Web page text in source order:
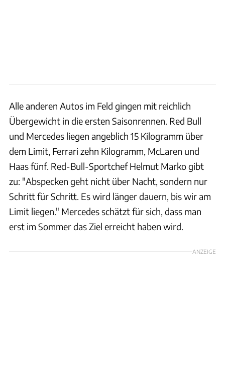
Alle anderen Autos im Feld gingen mit reichlich
Übergewicht in die ersten Saisonrennen. Red Bull
und Mercedes liegen angeblich 15 Kilogramm über
dem Limit, Ferrari zehn Kilogramm, McLaren und
Haas fünf. Red-Bull-Sportchef Helmut Marko gibt
zu: "Abspecken geht nicht über Nacht, sondern nur
Schritt für Schritt. Es wird länger dauern, bis wir am
Limit liegen." Mercedes schätzt für sich, dass man
erst im Sommer das Ziel erreicht haben wird.
ANZEIGE